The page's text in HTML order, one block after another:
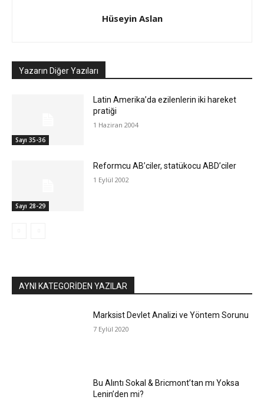
Hüseyin Aslan
Yazarın Diğer Yazıları
Sayı 35-36
Latin Amerika’da ezilenlerin iki hareket
pratiği
1 Haziran 2004
Sayı 28-29
Reformcu AB’ciler, statükocu ABD’ciler
1 Eylül 2002
AYNI KATEGORIDEN YAZILAR
Marksist Devlet Analizi ve Yöntem Sorunu
7 Eylül 2020
Bu Alıntı Sokal & Bricmont’tan mı Yoksa
Lenin’den mi?